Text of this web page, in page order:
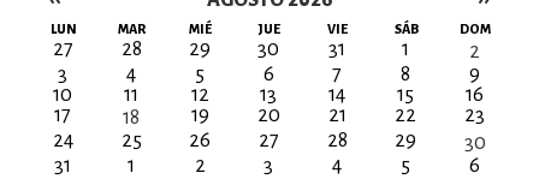
Paginación
LUN MAR MIÉ JUE VIE SÁB DOM
27 28 29 30 31 1
2
3
4 5 6 7 8
9
10
11 12 13 14 15
16
17
18 19 20 21 22
23
24
25 26 27 28 29
30
31
1 2 3 4 5 6